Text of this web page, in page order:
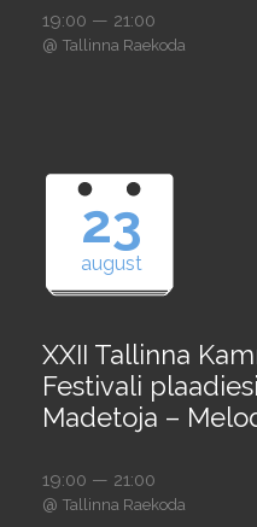
19:00 — 21:00
@ Tallinna Raekoda
23
august
XXII Tallinna
Festivali
Madetoja –
19:00 — 21:00
@ Tallinna Raekoda